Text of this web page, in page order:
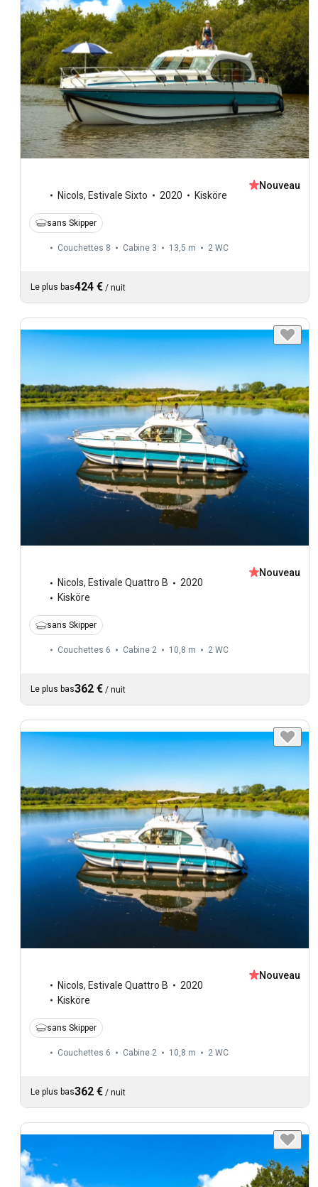
Nicols, Estivale Sixto 2020 Kisköre
Nouveau
sans Skipper
Couchettes 8 Cabine 3 13,5 m 2 WC
Le plus bas424 € / nuit
Nicols, Estivale Quattro B
2020
Kisköre
Nouveau
sans Skipper
Couchettes 6 Cabine 2 10,8 m 2 WC
Le plus bas362 € / nuit
Nicols, Estivale Quattro B
2020
Kisköre
Nouveau
sans Skipper
Couchettes 6 Cabine 2 10,8 m 2 WC
Le plus bas362 € / nuit